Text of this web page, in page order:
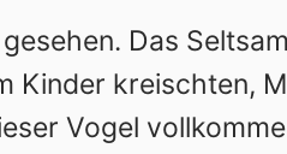
Das
Kinder kreischten,
Vogel